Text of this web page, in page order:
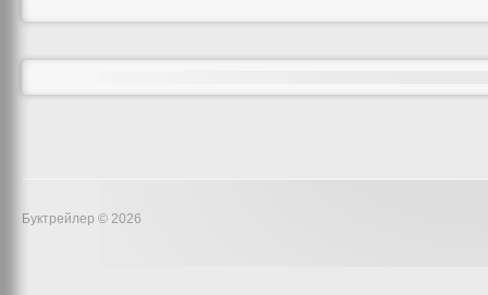
Буктрейлер © 2026